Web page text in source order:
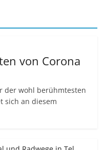
von Corona
der wohl berühmtesten
sich an diesem